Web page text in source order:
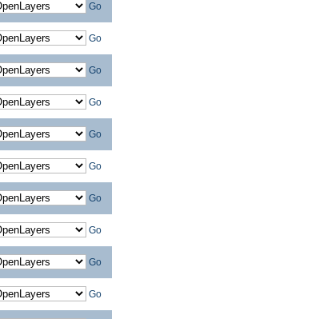
Go
Go
Go
Go
Go
Go
Go
Go
Go
Go